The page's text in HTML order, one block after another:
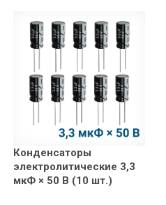
Конденсаторы
электролитические 3,3
мкФ × 50 В (10 шт.)